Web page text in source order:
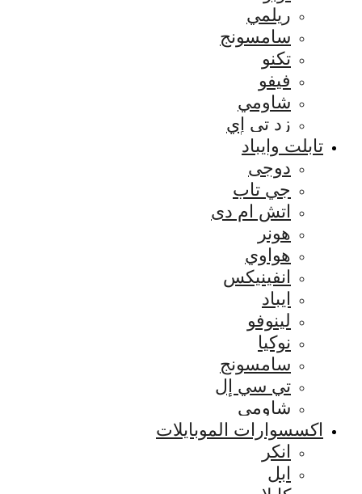
ريلمي
سامسونج
تكنو
فيفو
شاومي
زد تي إي
تابلت وايباد
دوجى
جي تاب
اتش ام دى
هونر
هواوي
انفينيكس
ايباد
لينوفو
نوكيا
سامسونج
تي سي إل
شاومي
اكسسوارات الموبايلات
انكر
ابل